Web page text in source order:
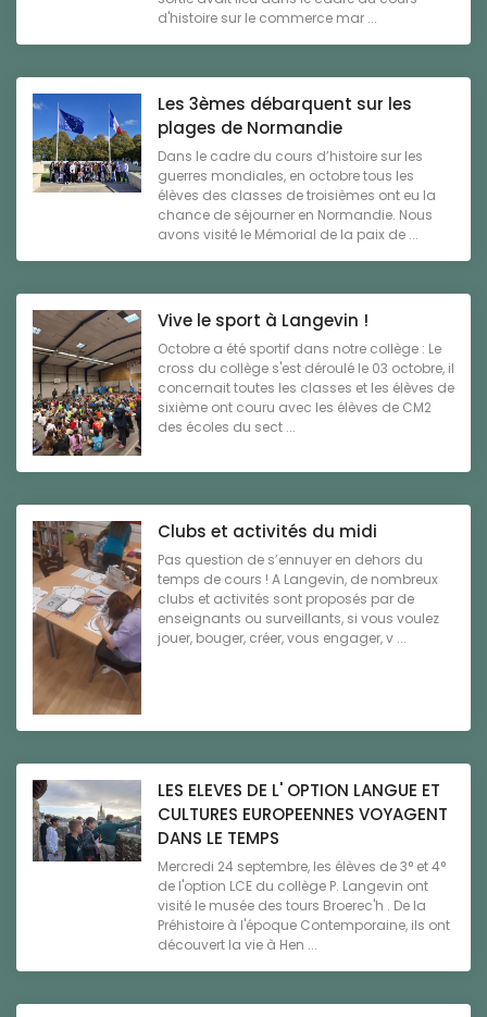
d'histoire sur le commerce mar ...
Les 3èmes débarquent sur les
plages de Normandie
Dans le cadre du cours d’histoire sur les
guerres mondiales, en octobre tous les
élèves des classes de troisièmes ont eu la
chance de séjourner en Normandie. Nous
avons visité le Mémorial de la paix de ...
Vive le sport à Langevin !
Octobre a été sportif dans notre collège : Le
cross du collège s'est déroulé le 03 octobre, il
concernait toutes les classes et les élèves de
sixième ont couru avec les élèves de CM2
des écoles du sect ...
Clubs et activités du midi
Pas question de s’ennuyer en dehors du
temps de cours ! A Langevin, de nombreux
clubs et activités sont proposés par de
enseignants ou surveillants, si vous voulez
jouer, bouger, créer, vous engager, v ...
LES ELEVES DE L' OPTION LANGUE ET
CULTURES EUROPEENNES VOYAGENT
DANS LE TEMPS
Mercredi 24 septembre, les élèves de 3° et 4°
de l'option LCE du collège P. Langevin ont
visité le musée des tours Broerec'h . De la
Préhistoire à l'époque Contemporaine, ils ont
découvert la vie à Hen ...